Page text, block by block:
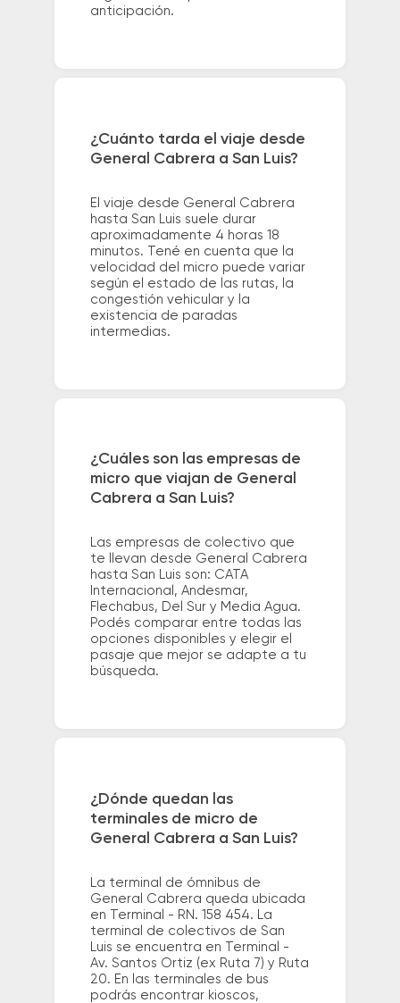
anticipación.
¿Cuánto tarda el viaje desde
General Cabrera a San Luis?
El viaje desde General Cabrera
hasta San Luis suele durar
aproximadamente 4 horas 18
minutos. Tené en cuenta que la
velocidad del micro puede variar
según el estado de las rutas, la
congestión vehicular y la
existencia de paradas
intermedias.
¿Cuáles son las empresas de
micro que viajan de General
Cabrera a San Luis?
Las empresas de colectivo que
te llevan desde General Cabrera
hasta San Luis son: CATA
Internacional, Andesmar,
Flechabus, Del Sur y Media Agua.
Podés comparar entre todas las
opciones disponibles y elegir el
pasaje que mejor se adapte a tu
búsqueda.
¿Dónde quedan las
terminales de micro de
General Cabrera a San Luis?
La terminal de ómnibus de
General Cabrera queda ubicada
en Terminal - RN. 158 454. La
terminal de colectivos de San
Luis se encuentra en Terminal -
Av. Santos Ortiz (ex Ruta 7) y Ruta
20. En las terminales de bus
podrás encontrar kioscos,